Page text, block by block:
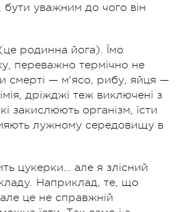
уважним до чого він
родинна йога). Їмо
переважно термічно не
смерті — м'ясо, рибу, яйця —
дріжджі теж виключені з
закислюють організм, їсти
лужному середовищу в
цукерки… але я злісний
Наприклад, те, що
це не справжній